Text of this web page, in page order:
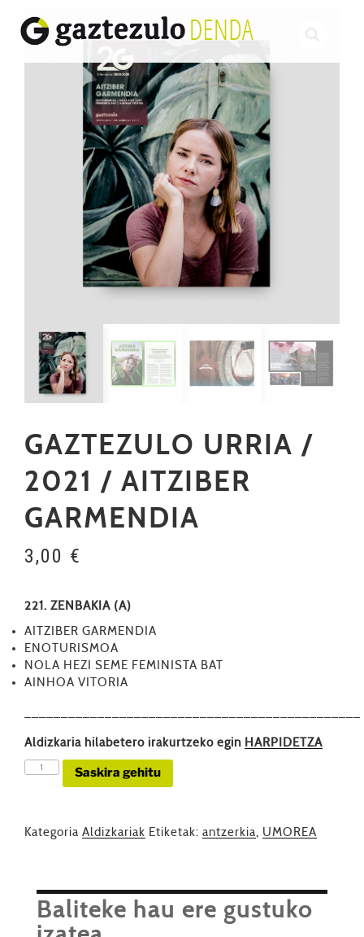
GAZTEZULO URRIA /
2021 / AITZIBER
GARMENDIA
3,00 €
221. ZENBAKIA (A)
AITZIBER GARMENDIA
ENOTURISMOA
NOLA HEZI SEME FEMINISTA BAT
AINHOA VITORIA
––––––––––––––––––––––––––––––––––––––––––––––
Aldizkaria hilabetero irakurtzeko egin HARPIDETZA
GAZTEZULO
/
kantitatea
Saskira gehitu
Kategoria Aldizkariak Etiketak: antzerkia UMOREA
Baliteke hau ere gustuko